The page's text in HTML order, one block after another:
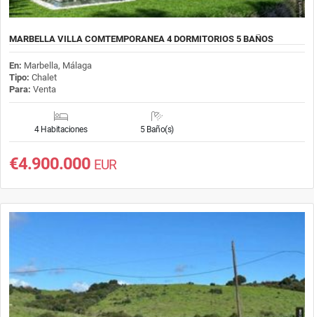
MARBELLA VILLA COMTEMPORANEA 4 DORMITORIOS 5 BAÑOS
En: Marbella, Málaga
Tipo: Chalet
Para: Venta
4 Habitaciones 5 Baño(s)
€4.900.000 EUR